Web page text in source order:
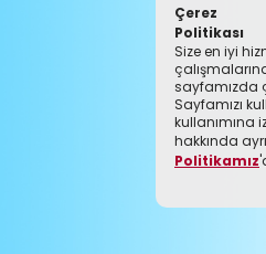
Çerez
Politikası
Size en iyi
sayfamızda
Sayfamızı
kullanımına
hakkında
Politikamız